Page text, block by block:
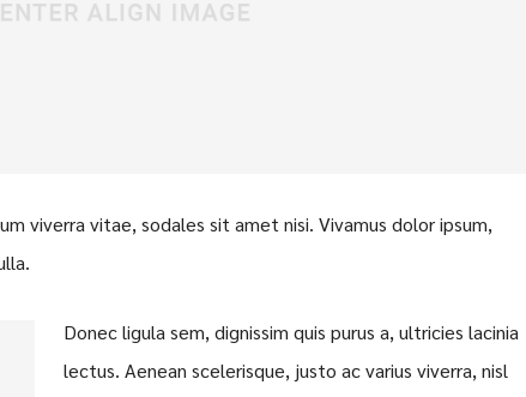
viverra vitae, sodales sit amet nisi. Vivamus dolor ipsum,
Donec ligula sem, dignissim quis purus a, ultricies lacinia
lectus. Aenean scelerisque, justo ac varius viverra, nisl